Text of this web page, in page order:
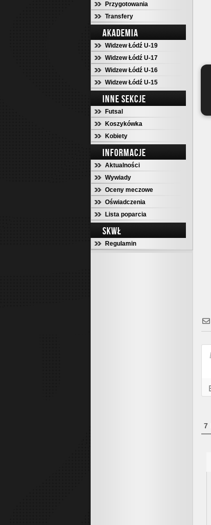
Przygotowania
Transfery
AKADEMIA
Widzew Łódź U-19
Widzew Łódź U-17
Widzew Łódź U-16
Widzew Łódź U-15
INNE SEKCJE
Futsal
Koszykówka
Kobiety
INFORMACJE
Aktualności
Wywiady
Oceny meczowe
Oświadczenia
Lista poparcia
SKWŁ
Regulamin
7